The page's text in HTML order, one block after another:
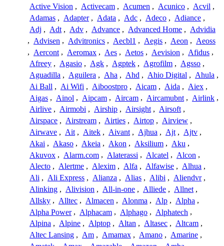
Active Vision , Activecam , Acumen , Acunico , Acvil ,
Adamas , Adapter , Adata , Adc , Adeco , Adiance ,
Adj , Adt , Adv , Advance , Advanced Home , Advidia
, Advisen , Advitronics , Aecbl1 , Aegis , Aeon , Aeoss
, Aercont , Aeromax , Aes , Aetos , Aevision , Afidus ,
Afreey , Agasio , Agk , Agptek , Agrofilm , Agsso ,
Aguadilla , Aguilera , Aha , Ahd , Ahio Digital , Ahula ,
Ai Ball , Ai Wifi , Aiboostpro , Aicam , Aida , Aiex ,
Aigas , Ainol , Aipcam , Aircam , Aircamubnt , Airlink ,
Airlive , Airmobi , Airship , Airsight , Airsoft ,
Airspace , Airstream , Airties , Airtop , Airview ,
Airwave , Ait , Aitek , Aivant , Ajhua , Ajt , Ajtv ,
Akai , Akaso , Akeia , Akon , Aksilium , Aku ,
Akuvox , Alarm.com , Alaterassi , Alcatel , Alcon ,
Alecto , Alertme , Alexim , Alfa , Alfawise , Alhua ,
Ali , Ali Express , Alianza , Alias , Alibi , Aliendvr ,
Alinking , Alivision , All-in-one , Alliede , Allnet ,
Allsky , Alltec , Almacen , Alonma , Alp , Alpha ,
Alpha Power , Alphacam , Alphago , Alphatech ,
Alpina , Alpine , Alptop , Altan , Altasec , Altcam ,
Altec Lansing , Am , Amamax , Amano , Amarine ,